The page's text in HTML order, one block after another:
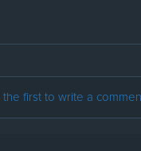
the first to write a